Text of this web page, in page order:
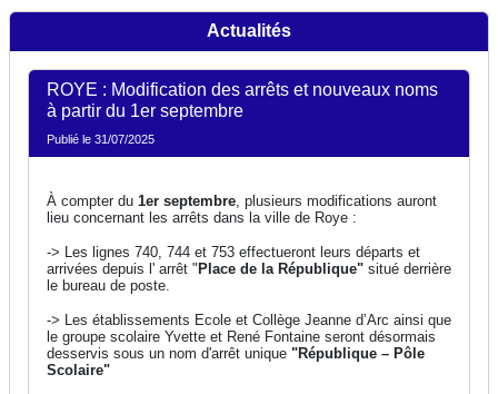
Actualités
ROYE : Modification des arrêts et nouveaux noms
à partir du 1er septembre
Publié le 31/07/2025
À compter du 1er septembre , plusieurs modifications auront
lieu concernant les arrêts dans la ville de Roye :
-> Les lignes 740, 744 et 753 effectueront leurs départs et
arrivées depuis l' arrêt "Place de la République" situé derrière
le bureau de poste.
-> Les établissements Ecole et Collège Jeanne d’Arc ainsi que
le groupe scolaire Yvette et René Fontaine seront désormais
desservis sous un nom d'arrêt unique "République – Pôle
Scolaire"